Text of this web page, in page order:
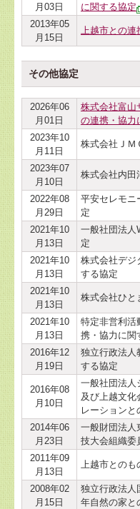
月03日
に関する協定
2013年05
月15日
上越市との連
その他協定
2026年06
月01日
株式会社富山
の連携・協力
2023年10
月11日
株式会社ＪＭ
2023年07
月10日
株式会社内田
2022年08
月29日
平安セレモニ
定
2021年10
月13日
一般社団法人
定
2021年10
月13日
株式会社デジ
する協定
2021年10
月13日
株式会社ひと
2021年10
月13日
特定非営利活
携・協力に関
2016年12
月19日
独立行政法人
する協定
2016年08
月10日
一般社団法人
及び上越文化
レーションと
2014年06
月23日
一般財団法人
技大会組織委
2011年09
月13日
上越市とのも
2008年02
月15日
独立行政法人
年自然の家と